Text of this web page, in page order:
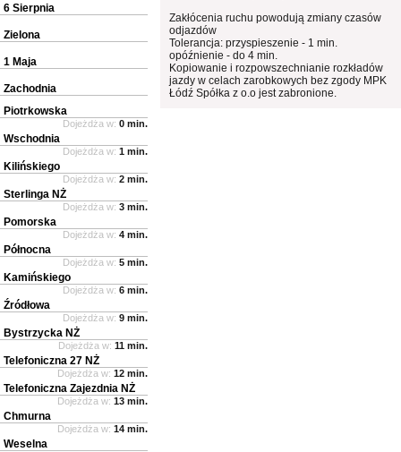
Zakłócenia ruchu powodują zmiany czasów
odjazdów
Tolerancja: przyspieszenie - 1 min.
opóźnienie - do 4 min.
Kopiowanie i rozpowszechnianie rozkładów
jazdy w celach zarobkowych bez zgody MPK
Łódź Spółka z o.o jest zabronione.
6 Sierpnia
Zielona
1 Maja
Zachodnia
Piotrkowska
Dojeżdża w: 0 min.
Wschodnia
Dojeżdża w: 1 min.
Kilińskiego
Dojeżdża w: 2 min.
Sterlinga NŻ
Dojeżdża w: 3 min.
Pomorska
Dojeżdża w: 4 min.
Północna
Dojeżdża w: 5 min.
Kamińskiego
Dojeżdża w: 6 min.
Źródłowa
Dojeżdża w: 9 min.
Bystrzycka NŻ
Dojeżdża w: 11 min.
Telefoniczna 27 NŻ
Dojeżdża w: 12 min.
Telefoniczna Zajezdnia NŻ
Dojeżdża w: 13 min.
Chmurna
Dojeżdża w: 14 min.
Weselna